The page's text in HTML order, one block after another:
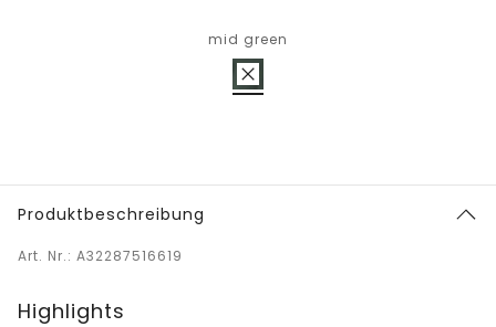
mid green
Produktbeschreibung
Art. Nr.: A32287516619
Highlights